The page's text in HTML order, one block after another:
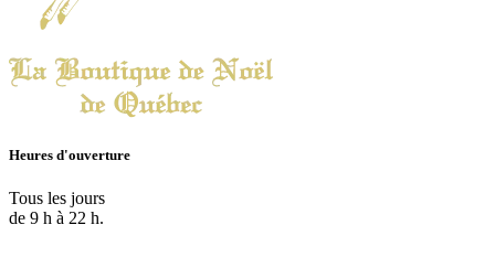
Heures d'ouverture
Tous les jours
de 9 h à 22 h.